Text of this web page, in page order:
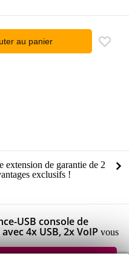
au panier
extension de garantie de 2
exclusifs !
USB console de
4x USB, 2x VoIP vous